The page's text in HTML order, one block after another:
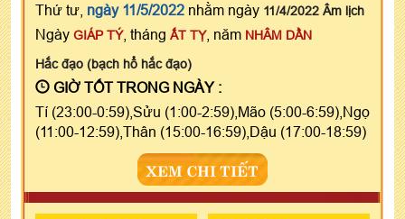
Thứ tư, ngày 11/5/2022 nhằm ngày 11/4/2022 Âm lịch
Ngày GIÁP TÝ, tháng ẤT TỴ, năm NHÂM DẦN
Hắc đạo (bạch hổ hắc đạo)
GIỜ TỐT TRONG NGÀY :
Tí (23:00-0:59),Sửu (1:00-2:59),Mão (5:00-6:59),Ngọ
(11:00-12:59),Thân (15:00-16:59),Dậu (17:00-18:59)
XEM CHI TIẾT